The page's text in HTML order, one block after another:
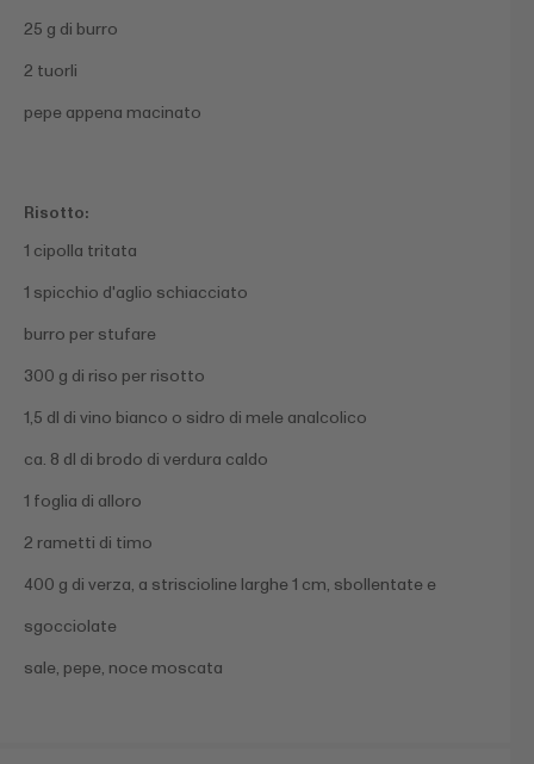
25 g di burro
2 tuorli
pepe appena macinato
Risotto:
1 cipolla tritata
1 spicchio d'aglio schiacciato
burro per stufare
300 g di riso per risotto
1,5 dl di vino bianco o sidro di mele analcolico
ca. 8 dl di brodo di verdura caldo
1 foglia di alloro
2 rametti di timo
400 g di verza, a striscioline larghe 1 cm, sbollentate e
sgocciolate
sale, pepe, noce moscata